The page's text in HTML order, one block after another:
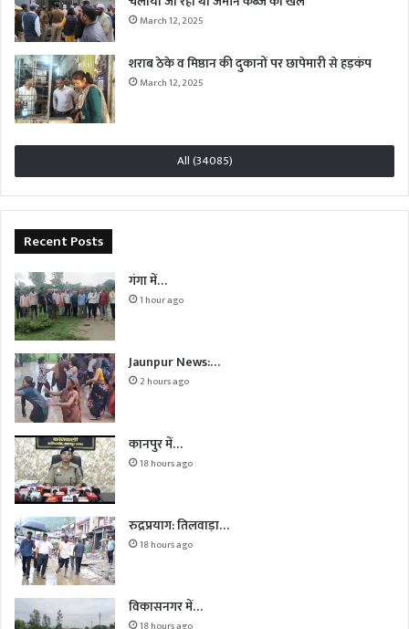
March 12, 2025
शराब ठेके व मिष्ठान की दुकानों पर छापेमारी से हड़कंप
March 12, 2025
All (34085)
Recent Posts
गंगा में…
1 hour ago
Jaunpur News:…
2 hours ago
कानपुर में…
18 hours ago
रुद्रप्रयाग: तिलवाड़ा…
18 hours ago
विकासनगर में…